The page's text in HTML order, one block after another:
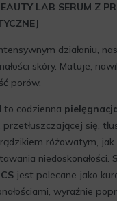
LAB SERUM Z
działaniu,
skóry. Matuje,
porów.
to codzienna
, przetłuszczającej się,
różowatym, jak
jest polecane jako
wyraźnie